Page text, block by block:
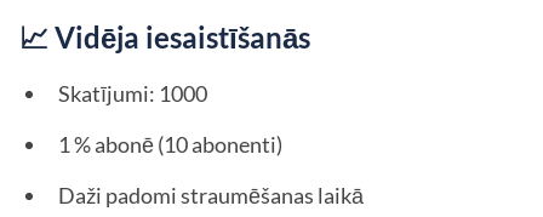
📈 Vidēja iesaistīšanās
Skatījumi: 1000
1 % abonē (10 abonenti)
Daži padomi straumēšanas laikā